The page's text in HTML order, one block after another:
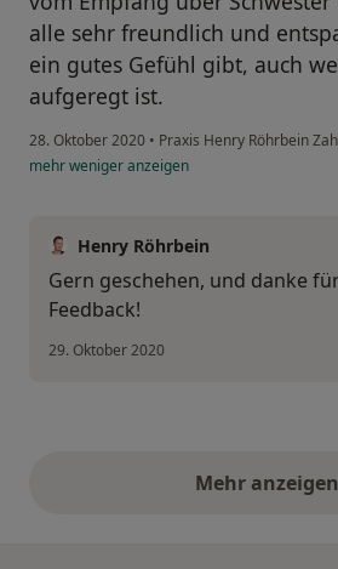
alle sehr freundlich und
ein gutes Gefühl gibt, auch
aufgeregt ist.
28. Oktober 2020 • Praxis Henry Röhrbein
mehrwenigeranzeigen
Henry Röhrbein
Gern geschehen, und danke
Feedback!
29. Oktober 2020
Mehr anzeigen
obige